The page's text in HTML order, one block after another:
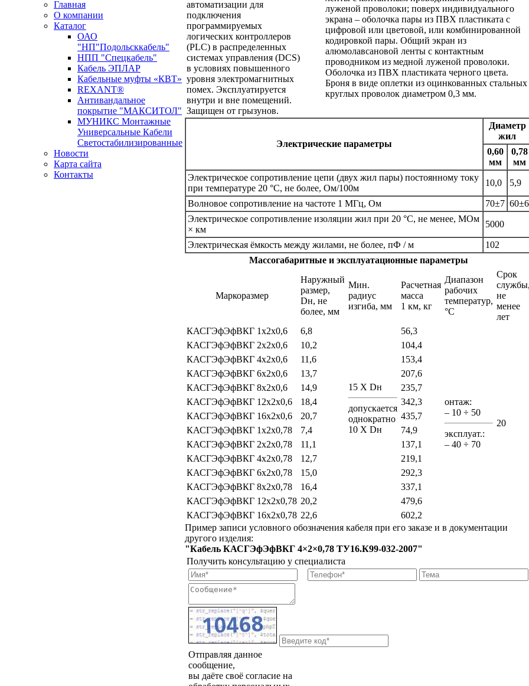
Главная
О компании
Каталог
ОАО
"НП"Подольсккабель"
НПП "Спецкабель"
Кабель ЭПЛАР
Кабельные муфты «КВТ»
REXANT®
Антивандальное
покрытие "МАКСИТОЛ"
МУНИКС Монтажные
Универсальные Кабели
Светостабилизированные
Новости
Карта сайта
Контакты
автоматизации для
подключения
программируемых
логических контроллеров
(PLC) в распределенных
системах управления (DCS)
в условиях повышенного
уровня электромагнитных
помех. Эксплуатируется
внутри и вне помещений.
Защищен от грызунов.
луженой проволоки; поверх индивидуального
экрана – оболочка пары из ПВХ пластиката с
цифровой или цветовой, или комбинированной
кодировкой пары. Общий экран из
алюмолавсановой ленты с контактным
проводником из медной луженой проволоки.
Оболочка из ПВХ пластиката черного цвета.
Броня в виде оплетки из оцинкованных стальных
круглых проволок диаметром 0,3 мм.
Электрические параметры
Диаметр
жил
0,60
мм
0,78
мм
Электрическое сопротивление цепи (двух жил пары) постоянному току
при температуре 20 °C, не более, Ом/100м
10,0 5,9
Волновое сопротивление на частоте 1 МГц, Ом 70±7 60±6
Электрическое сопротивление изоляции жил при 20 °C, не менее, МОм
× км
5000
Электрическая ёмкость между жилами, не более, пФ / м
102
Массогабаритные и эксплуатационные параметры
Маркоразмер
Наружный
размер,
Dн, не
более, мм
Мин.
радиус
изгиба, мм
Расчетная
масса
1 км, кг
Диапазон
рабочих
температур,
°С
Срок
службы,
не
менее
лет
КАСГЭфЭфВКГ 1х2х0,6
6,8
15 Х Dн
допускается
однократно
10 Х Dн
56,3
онтаж:
– 10 ÷ 50
эксплуат.:
– 40 ÷ 70
20
КАСГЭфЭфВКГ 2х2х0,6 10,2
104,4
КАСГЭфЭфВКГ 4х2х0,6
11,6
153,4
КАСГЭфЭфВКГ 6х2х0,6
13,7
207,6
КАСГЭфЭфВКГ 8х2х0,6
14,9
235,7
КАСГЭфЭфВКГ 12х2х0,6
18,4
342,3
КАСГЭфЭфВКГ 16х2х0,6
20,7
435,7
КАСГЭфЭфВКГ 1х2х0,78
7,4
74,9
КАСГЭфЭфВКГ 2х2х0,78
11,1
137,1
КАСГЭфЭфВКГ 4х2х0,78
12,7
219,1
КАСГЭфЭфВКГ 6х2х0,78
15,0
292,3
КАСГЭфЭфВКГ 8х2х0,78
16,4
337,1
КАСГЭфЭфВКГ 12х2х0,78 20,2
479,6
КАСГЭфЭфВКГ 16х2х0,78 22,6
602,2
Пример записи условного обозначения кабеля при его заказе и в документации
другого изделия:
"Кабель КАСГЭфЭфВКГ 4×2×0,78 ТУ16.К99-032-2007"
Получить консультацию у специалиста
Отправляя данное
сообщение,
вы даёте своё согласие на